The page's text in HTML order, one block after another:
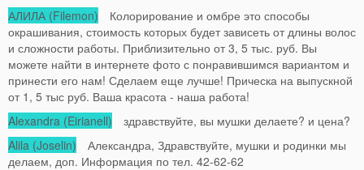
АЛИЛА (Filemon) Колорирование и омбре это способы
окрашивания, стоимость которых будет зависеть от длины волос
и сложности работы. Приблизительно от 3, 5 тыс. руб. Вы
можете найти в интернете фото с понравившимся вариантом и
принести его нам! Сделаем еще лучше! Прическа на выпускной
от 1, 5 тыс руб. Ваша красота - наша работа!
Alexandra (Eirianell) здравствуйте, вы мушки делаете? и цена?
Alila (Joselin) Александра, Здравствуйте, мушки и родинки мы
делаем, доп. Информация по тел. 42-62-62